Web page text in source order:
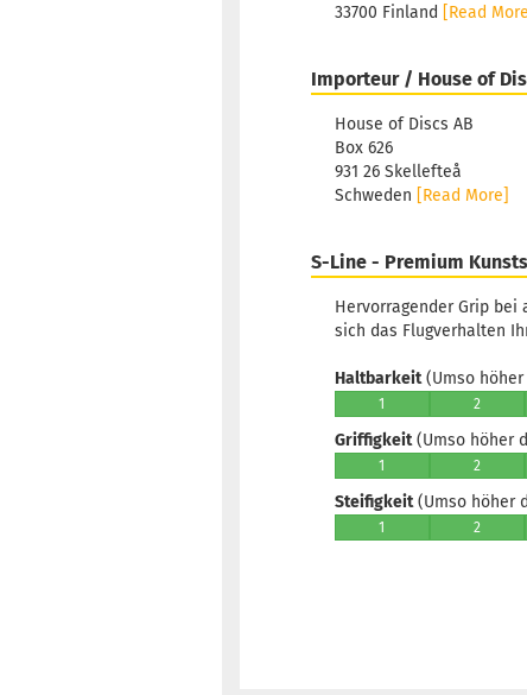
33700 Finland [Read
Importeur / House of
House of Discs AB
Box 626
931 26 Skellefteå
Schweden [Read More]
S-Line - Premium
Hervorragender Grip
sich das Flugverhalten
Haltbarkeit(Umso höher
1 2
Griffigkeit(Umso höher
1 2
Steifigkeit(Umso höher
1 2